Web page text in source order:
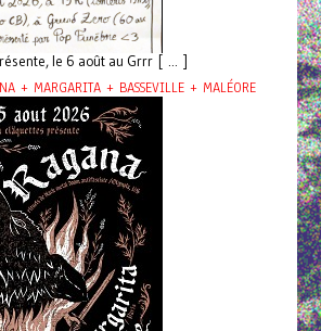
le 6 août au Grrr [ ... ]
+ MARGARITA + BASSEVILLE + MALÉORE